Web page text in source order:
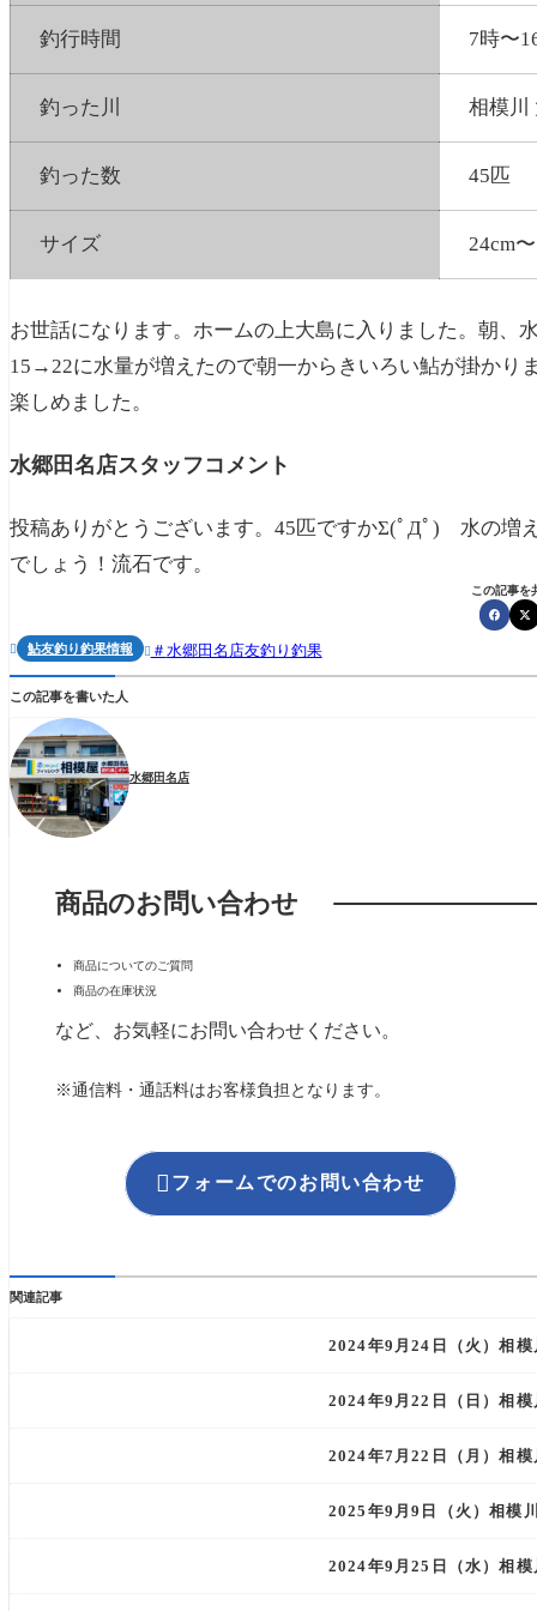
釣行時間 7時〜
釣った川 相模川
釣った数 45匹
サイズ 24cm
お世話になります。ホームの上大島に入りました。朝、
15→22に水量が増えたので朝一からきいろい鮎が掛かり
楽しめました。
水郷田名店スタッフコメント
投稿ありがとうございます。45匹ですかΣ(ﾟДﾟ) 水の増
でしょう！流石です。
この記事を
 鮎友釣り釣果情報  水郷田名店友釣り釣果
この記事を書いた人
水郷田名店
商品のお問い合わせ
商品についてのご質問
商品の在庫状況
など、お気軽にお問い合わせください。
※通信料・通話料はお客様負担となります。
 フォームでのお問い合わせ
関連記事
2024年9月24日（火）相
2024年9月22日（日）相
2024年7月22日（月）相
2025年9月9日（火）相
2024年9月25日（水）相